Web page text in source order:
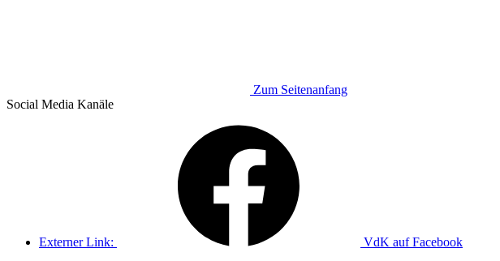
Zum Seitenanfang
Social Media Kanäle
Externer Link: VdK auf Facebook